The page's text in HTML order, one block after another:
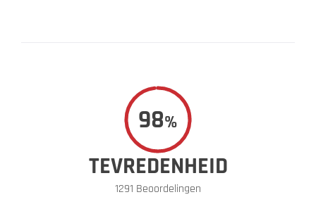
98%
TEVREDENHEID
1291 Beoordelingen